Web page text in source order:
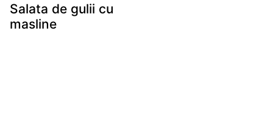
Salata de gulii cu
masline